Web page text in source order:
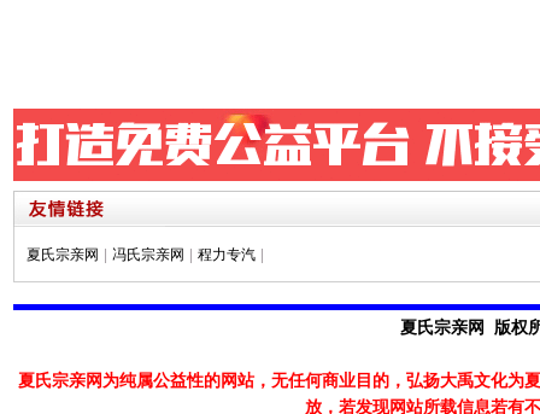
夏氏宗亲网 冯氏宗亲网 程力专汽
夏氏宗亲网 版权
夏氏宗亲网为纯属公益性的网站，无任何商业目的，弘扬大禹文化为
放，若发现网站所载信息若有